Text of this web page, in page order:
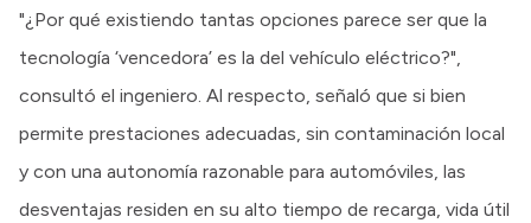
"¿Por qué existiendo tantas opciones parece ser que la
tecnología ‘vencedora’ es la del vehículo eléctrico?",
consultó el ingeniero. Al respecto, señaló que si bien
permite prestaciones adecuadas, sin contaminación local
y con una autonomía razonable para automóviles, las
desventajas residen en su alto tiempo de recarga, vida útil